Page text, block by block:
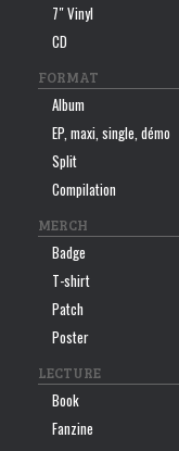
7″ Vinyl
CD
FORMAT
Album
EP, maxi, single, démo
Split
Compilation
MERCH
Badge
T-shirt
Patch
Poster
LECTURE
Book
Fanzine